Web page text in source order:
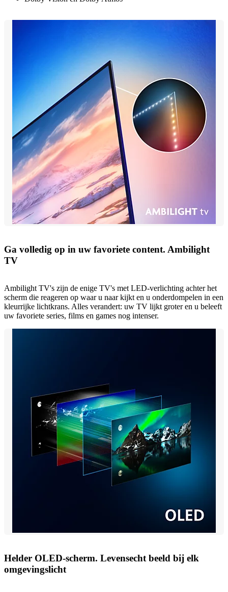
Ga volledig op in uw favoriete content. Ambilight
TV
Ambilight TV's zijn de enige TV's met LED-verlichting achter het
scherm die reageren op waar u naar kijkt en u onderdompelen in een
kleurrijke lichtkrans. Alles verandert: uw TV lijkt groter en u beleeft
uw favoriete series, films en games nog intenser.
Helder OLED-scherm. Levensecht beeld bij elk
omgevingslicht